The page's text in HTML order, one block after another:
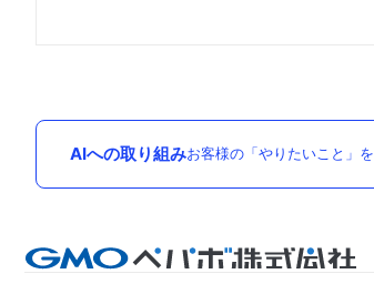
AIへの取り組みお客様の「やりたいこと」